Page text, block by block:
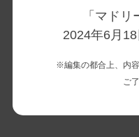
「マドリ
2024年6月18
※編集の都合上、内
ご